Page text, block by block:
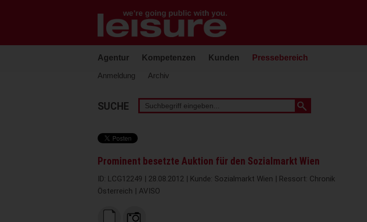
Bedienung
der
Webseite
Agentur Kompetenzen Kunden Pressebereich
Anmeldung Archiv
Stichwortsuche
SUCHE
Prominent besetzte Auktion für den Sozialmarkt Wien
ID: LCG12249 | 28.08.2012 | Kunde: Sozialmarkt Wien | Ressort: Chronik
Österreich | AVISO